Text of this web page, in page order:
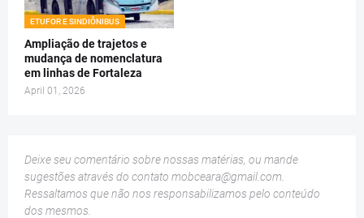
ETUFOR E SINDIÔNIBUS
Ampliação de trajetos e
mudança de nomenclatura
em linhas de Fortaleza
April 01, 2026
Deixe seu comentário sobre nossas matérias, ou mande
sugestões através do contato mobceara@gmail.com
Ressaltamos que não nos responsabilizamos pelo conteúdo
dos mesmos.